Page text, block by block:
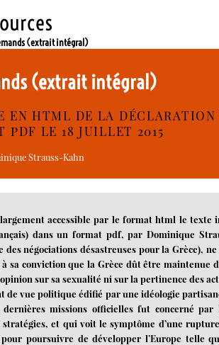
(extrait intégral)
(extrait intégral)
EN HTML DE LA DÉCLARATION
PDF LE 18 JUILLET 2015
Strauss-Kahn
accessible par le format html le
dans un format pdf, par Dominique
négociations désastreuses pour la Grèce),
sa conviction que la Grèce dût être maintenue
sur sa sexualité ni sur la pertinence des
de vue politique édifié par une idéologie
missions officielles fut concerné par
et qui voit le symptôme d’une
poursuivre de développer l’Europe telle